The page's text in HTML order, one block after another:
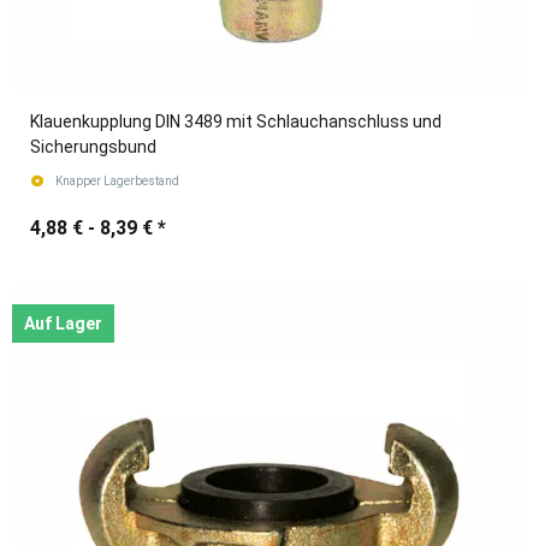
Klauenkupplung DIN 3489 mit Schlauchanschluss und
Sicherungsbund
Knapper Lagerbestand
4,88 € - 8,39 € *
Auf Lager